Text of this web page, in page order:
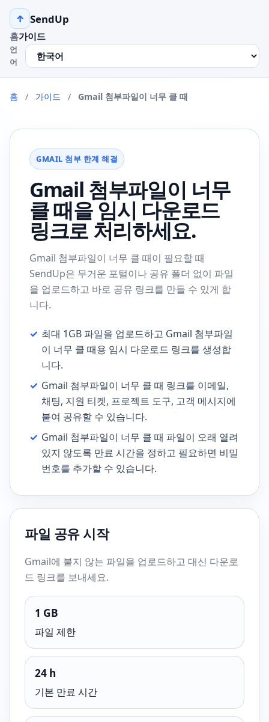
↑ SendUp
홈가이드
언
어
홈 / 가이드 / Gmail 첨부파일이 너무 클 때
GMAIL 첨부 한계 해결
Gmail 첨부파일이 너무
클 때을 임시 다운로드
링크로 처리하세요.
Gmail 첨부파일이 너무 클 때이 필요할 때
SendUp은 무거운 포털이나 공유 폴더 없이 파일
을 업로드하고 바로 공유 링크를 만들 수 있게 합
니다.
✓ 최대 1GB 파일을 업로드하고 Gmail 첨부파일
이 너무 클 때용 임시 다운로드 링크를 생성합
니다.
✓ Gmail 첨부파일이 너무 클 때 링크를 이메일,
채팅, 지원 티켓, 프로젝트 도구, 고객 메시지에
붙여 공유할 수 있습니다.
✓ Gmail 첨부파일이 너무 클 때 파일이 오래 열려
있지 않도록 만료 시간을 정하고 필요하면 비밀
번호를 추가할 수 있습니다.
파일 공유 시작
Gmail에 붙지 않는 파일을 업로드하고 대신 다운로
드 링크를 보내세요.
1 GB
파일 제한
24 h
기본 만료 시간